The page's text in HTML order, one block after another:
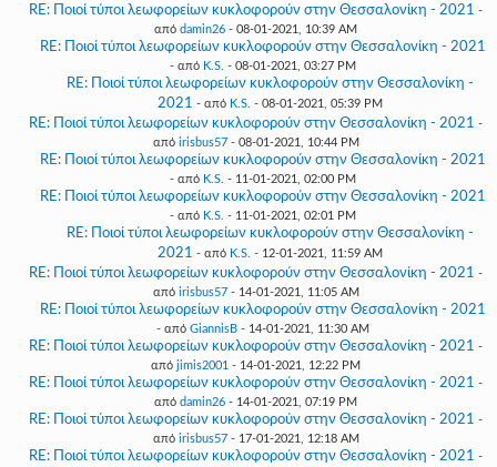
RE: Ποιοί τύποι λεωφορείων κυκλοφορούν στην Θεσσαλονίκη - 2021 -
από damin26 - 08-01-2021, 10:39 AM
RE: Ποιοί τύποι λεωφορείων κυκλοφορούν στην Θεσσαλονίκη - 2021
- από K.S. - 08-01-2021, 03:27 PM
RE: Ποιοί τύποι λεωφορείων κυκλοφορούν στην Θεσσαλονίκη -
2021 - από K.S. - 08-01-2021, 05:39 PM
RE: Ποιοί τύποι λεωφορείων κυκλοφορούν στην Θεσσαλονίκη - 2021 -
από irisbus57- 08-01-2021, 10:44 PM
RE: Ποιοί τύποι λεωφορείων κυκλοφορούν στην Θεσσαλονίκη - 2021
- από K.S. - 11-01-2021, 02:00 PM
RE: Ποιοί τύποι λεωφορείων κυκλοφορούν στην Θεσσαλονίκη - 2021
- από K.S. - 11-01-2021, 02:01 PM
RE: Ποιοί τύποι λεωφορείων κυκλοφορούν στην Θεσσαλονίκη -
2021 - από K.S. - 12-01-2021, 11:59 AM
RE: Ποιοί τύποι λεωφορείων κυκλοφορούν στην Θεσσαλονίκη - 2021 -
από irisbus57- 14-01-2021, 11:05 AM
RE: Ποιοί τύποι λεωφορείων κυκλοφορούν στην Θεσσαλονίκη - 2021
- από GiannisB - 14-01-2021, 11:30 AM
RE: Ποιοί τύποι λεωφορείων κυκλοφορούν στην Θεσσαλονίκη - 2021 -
από jimis2001 - 14-01-2021, 12:22 PM
RE: Ποιοί τύποι λεωφορείων κυκλοφορούν στην Θεσσαλονίκη - 2021 -
από damin26 - 14-01-2021, 07:19 PM
RE: Ποιοί τύποι λεωφορείων κυκλοφορούν στην Θεσσαλονίκη - 2021 -
από irisbus57- 17-01-2021, 12:18 AM
RE: Ποιοί τύποι λεωφορείων κυκλοφορούν στην Θεσσαλονίκη - 2021 -